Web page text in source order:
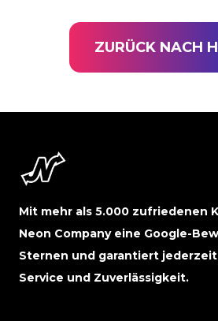
ZURÜCK NACH
Mit mehr als 5.000 zufriedenen
Neon Company eine Google-
Sternen und garantiert
Service und Zuverlässigkeit.